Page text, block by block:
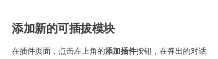
添加新的可插拔模块
在插件页面，点击左上角的添加插件按钮，在弹出的对话